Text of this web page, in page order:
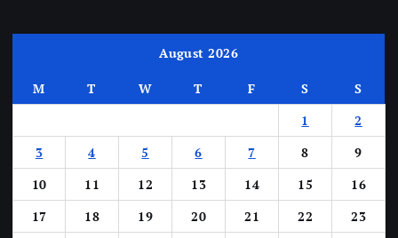
August 2026
M T W T F S
S
1
2
3
4 5 6 7 8
9
10
11 12 13 14 15
16
17
18 19 20 21 22
23